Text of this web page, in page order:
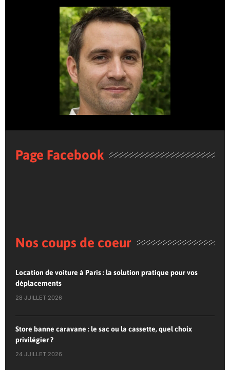
Page Facebook
Nos coups de coeur
Location de voiture à Paris : la solution pratique pour vos
déplacements
28 JUILLET 2026
Store banne caravane : le sac ou la cassette, quel choix
privilégier ?
24 JUILLET 2026